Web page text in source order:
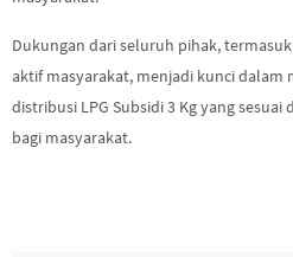
Dukungan dari seluruh pihak,
aktif masyarakat, menjadi kunci dalam
distribusi LPG Subsidi 3 Kg yang
bagi masyarakat.